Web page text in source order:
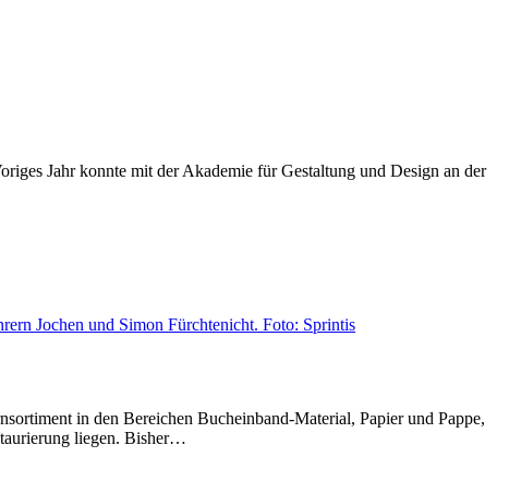
Jahr konnte mit der Akademie für Gestaltung und Design an der
in den Bereichen Bucheinband-Material, Papier und Pappe,
liegen. Bisher…